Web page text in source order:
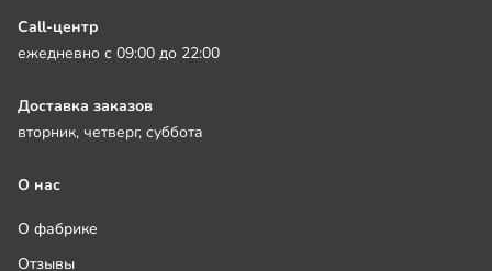
Call-центр
ежедневно с 09:00 до 22:00
Доставка заказов
вторник, четверг, суббота
О нас
О фабрике
Отзывы